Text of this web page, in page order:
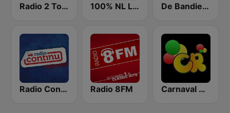
Radio 2 Top 2000 100% NL Liefde De Bandieten Uit Twente
Radio Continu Radio 8FM Carnaval Radio